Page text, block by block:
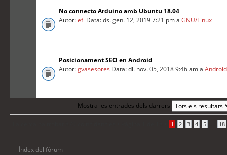
No connecto Arduino amb Ubuntu 18.04
Autor:efl Data: ds. gen. 12, 2019 7:21 pm aGNU/Linux
Posicionament SEO en Android
Autor:gvasesores Data: dl. nov. 05, 2018 9:46 am aAndroid
Mostra les entrades dels darrers
1 2 3 4 5 18
Índex del fòrum